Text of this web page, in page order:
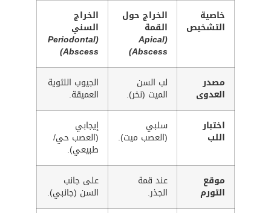
خاصية
التشخيص
الخراج حول
القمة
(Apical
Abscess)
الخراج
السني
(Periodontal
Abscess)
مصدر
العدوى
لب السن
الميت (نخر).
الجيوب اللثوية
العميقة.
اختبار
اللب
سلبي
(العصب ميت).
إيجابي
(العصب حي/
طبيعي).
موقع
التورم
عند قمة
الجذر.
على جانب
السن (جانبي).